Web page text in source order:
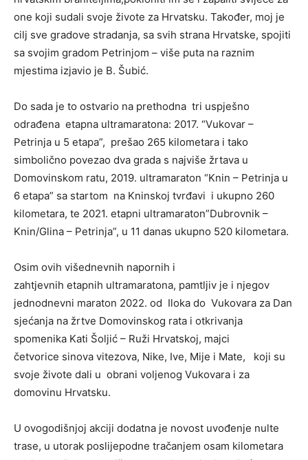
one koji sudali svoje živote za Hrvatsku. Također, moj je
cilj sve gradove stradanja, sa svih strana Hrvatske, spojiti
sa svojim gradom Petrinjom – više puta na raznim
mjestima izjavio je B. Šubić.
Do sada je to ostvario na prethodna tri uspješno
odrađena etapna ultramaratona: 2017. “Vukovar –
Petrinja u 5 etapa”, prešao 265 kilometara i tako
simbolično povezao dva grada s najviše žrtava u
Domovinskom ratu, 2019. ultramaraton “Knin – Petrinja u
6 etapa” sa startom na Kninskoj tvrđavi i ukupno 260
kilometara, te 2021. etapni ultramaraton”Dubrovnik –
Knin/Glina – Petrinja”, u 11 danas ukupno 520 kilometara.
Osim ovih višednevnih napornih i
zahtjevnih etapnih ultramaratona, pamtljiv je i njegov
jednodnevni maraton 2022. od Iloka do Vukovara za Dan
sjećanja na žrtve Domovinskog rata i otkrivanja
spomenika Kati Šoljić – Ruži Hrvatskoj, majci
četvorice sinova vitezova, Nike, Ive, Mije i Mate, koji su
svoje živote dali u obrani voljenog Vukovara i za
domovinu Hrvatsku.
U ovogodišnjoj akciji dodatna je novost uvođenje nulte
trase, u utorak poslijepodne tračanjem osam kilometara